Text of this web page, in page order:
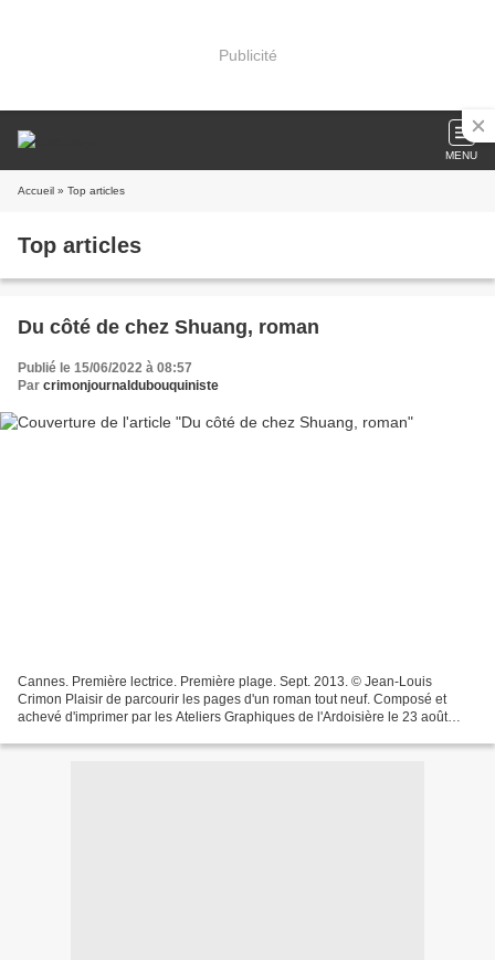
Publicité
MENU
Accueil » Top articles
Top articles
Du côté de chez Shuang, roman
Publié le 15/06/2022 à 08:57
Par crimonjournaldubouquiniste
Cannes. Première lectrice. Première plage. Sept. 2013. © Jean-Louis
Crimon Plaisir de parcourir les pages d'un roman tout neuf. Composé et
achevé d'imprimer par les Ateliers Graphiques de l'Ardoisière le 23 août